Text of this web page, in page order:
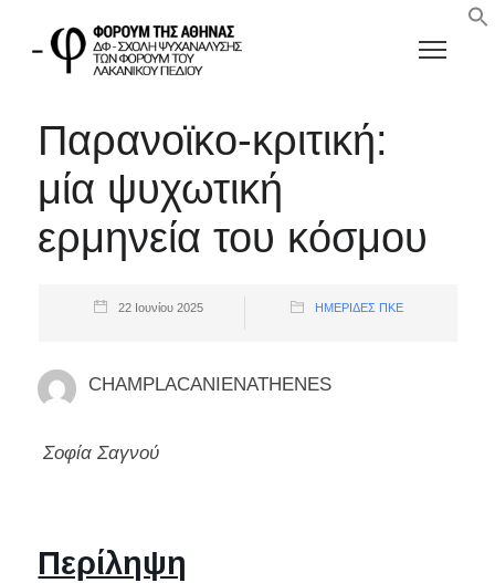
Παρανοϊκο-κριτική:
μία ψυχωτική
ερμηνεία του κόσμου
22 Ιουνίου 2025 ΗΜΕΡΊΔΕΣ ΠΚΕ
CHAMPLACANIENATHENES
Σοφία Σαγνού
Περίληψη